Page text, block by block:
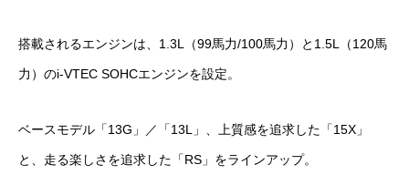
搭載されるエンジンは、1.3L（99馬力/100馬力）と1.5L（120馬
力）のi-VTEC SOHCエンジンを設定。
ベースモデル「13G」／「13L」、上質感を追求した「15X」
と、走る楽しさを追求した「RS」をラインアップ。